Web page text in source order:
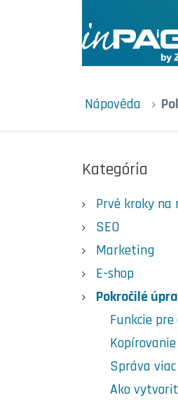
Nápověda
Kategória
Prvé kroky na
SEO
Marketing
E-shop
Pokročilé
Funkcie
Správa
Ako